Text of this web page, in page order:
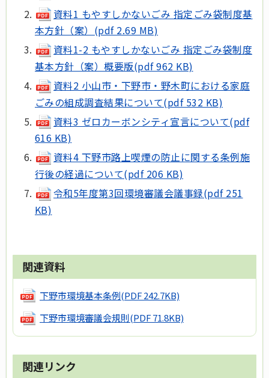
資料1 もやすしかないごみ 指定ごみ袋制度基
本方針（案）(pdf 2.69 MB)
資料1-2 もやすしかないごみ 指定ごみ袋制度
基本方針（案）概要版(pdf 962 KB)
資料2 小山市・下野市・野木町における家庭
ごみの組成調査結果について(pdf 532 KB)
資料3 ゼロカーボンシティ宣言について(pdf
616 KB)
資料4 下野市路上喫煙の防止に関する条例施
行後の経過について(pdf 206 KB)
令和5年度第3回環境審議会議事録(pdf 251
KB)
関連資料
下野市環境基本条例(PDF 242.7KB)
下野市環境審議会規則(PDF 71.8KB)
関連リンク